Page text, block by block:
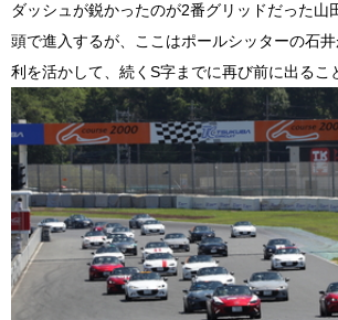
ダッシュが鋭かったのが2番グリッドだった山
頭で進入するが、ここはポールシッターの石
利を活かして、続くS字までに再び前に出るこ